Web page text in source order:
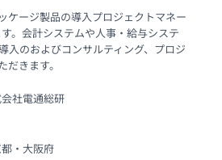
ケージ製品の導入プロジェクトマネー
。会計システムや人事・給与システ
入のおよびコンサルティング、プロジ
だきます。
社電通総研
・大阪府